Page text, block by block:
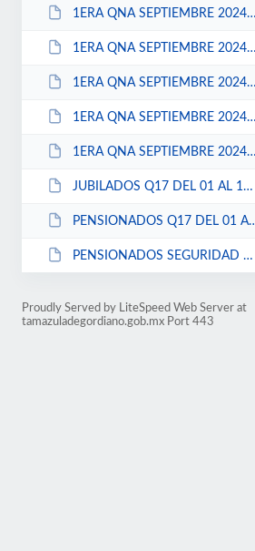
1ERA QNA SEPTIEMBRE 2024 ELECCION POPULAR.xls
1ERA QNA SEPTIEMBRE 2024 EVENTUALES.xls
1ERA QNA SEPTIEMBRE 2024 SEGURIDAD PUBLICA Y PROTECCION CIVIL.xls
1ERA QNA SEPTIEMBRE 2024 SINDICATO FESESEJ.xls
1ERA QNA SEPTIEMBRE 2024 SINDICATO STHAT.xls
JUBILADOS Q17 DEL 01 AL 15 DE SEPTIEMBRE DE 2024.pdf
PENSIONADOS Q17 DEL 01 AL 15 DE SEPTIEMBRE DE 2024.pdf
PENSIONADOS SEGURIDAD PUBLICA Q17 DEL 01 AL 15 DE SEPTIEMBRE DE 2024.pdf
Proudly Served by LiteSpeed Web Server at
tamazuladegordiano.gob.mx Port 443